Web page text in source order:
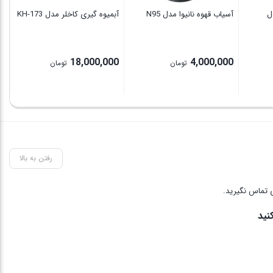
آسیاب قهوه نانیوا مدل N95
4,000,000 تومان
آبمیوه گیری کاخلر مدل KH-173
18,000,000 تومان
رفتن به بالا
تماس نگیرید.